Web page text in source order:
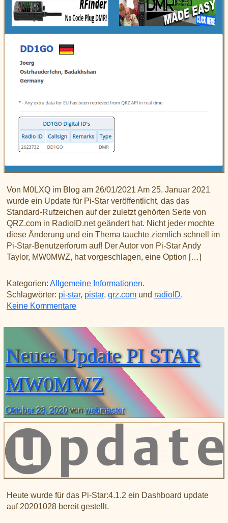
Von M0LXQ im Blog am 26/01/2021 Am 25. Januar 2021
wurde ein Update für Pi-Star veröffentlicht, das das
Standard-Rufzeichen auf der zuletzt gehörten Seite von
QRZ.com in RadioID.net geändert hat. Nicht jeder mochte
diese Änderung und ein Thema tauchte ziemlich schnell im
Pi-Star-Benutzerforum auf! Der Autor von Pi-Star Andy
Taylor, MW0MWZ, hat vorgeschlagen, eine Option […]
Kategorien: Allgemeine Informationen.
Schlagwörter: pi-star, pistar,qrz.com und radioID.
Keine Kommentarezu Wiederherstellen von QRZ.com auf Pi-
Neues Update PI STAR
MW0MWZ
Oktober 28, 2020 vonwebmaster
Heute wurde für das Pi-Star:4.1.2 ein Dashboard update
auf 20201028 bereit gestellt.